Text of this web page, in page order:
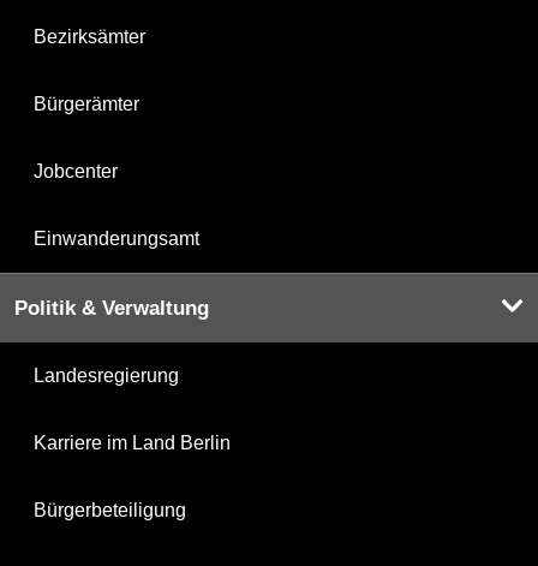
Bezirksämter
Bürgerämter
Jobcenter
Einwanderungsamt
Politik & Verwaltung
Landesregierung
Karriere im Land Berlin
Bürgerbeteiligung